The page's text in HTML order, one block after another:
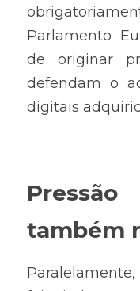
Parlamento
de originar
defendam o
digitais
também